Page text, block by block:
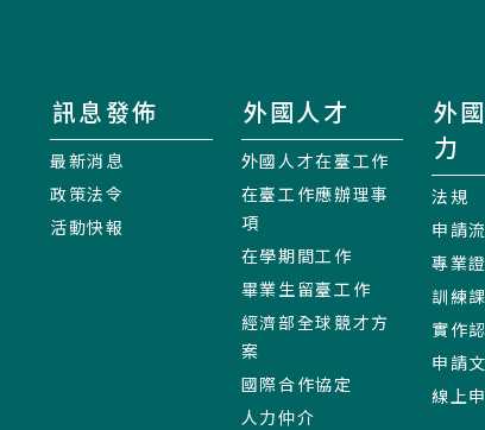
訊息發佈
最新消息
政策法令
活動快報
外國人才
外國人才在臺工作
在臺工作應辦理事
項
在學期間工作
畢業生留臺工作
經濟部全球競才方
案
國際合作協定
人力仲介
外
力
法規
申請
專業
訓練
實作
申請
線上